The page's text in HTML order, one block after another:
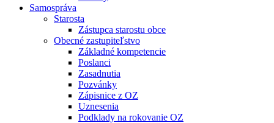
Samospráva
Starosta
Zástupca starostu obce
Obecné zastupiteľstvo
Základné kompetencie
Poslanci
Zasadnutia
Pozvánky
Zápisnice z OZ
Uznesenia
Podklady na rokovanie OZ